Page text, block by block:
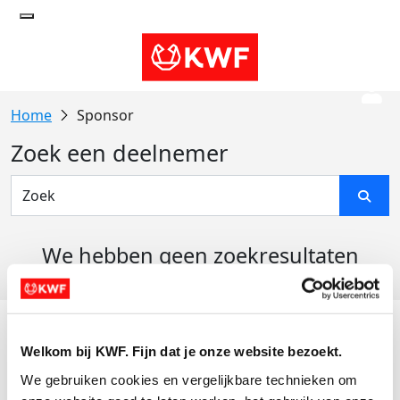
Welkom bij KWF. Fijn dat je onze website bezoekt.
We gebruiken cookies en vergelijkbare technieken om
Sponsor
Zoek een deelnemer
We hebben geen zoekresultaten
Actiematerialen
Evenementen